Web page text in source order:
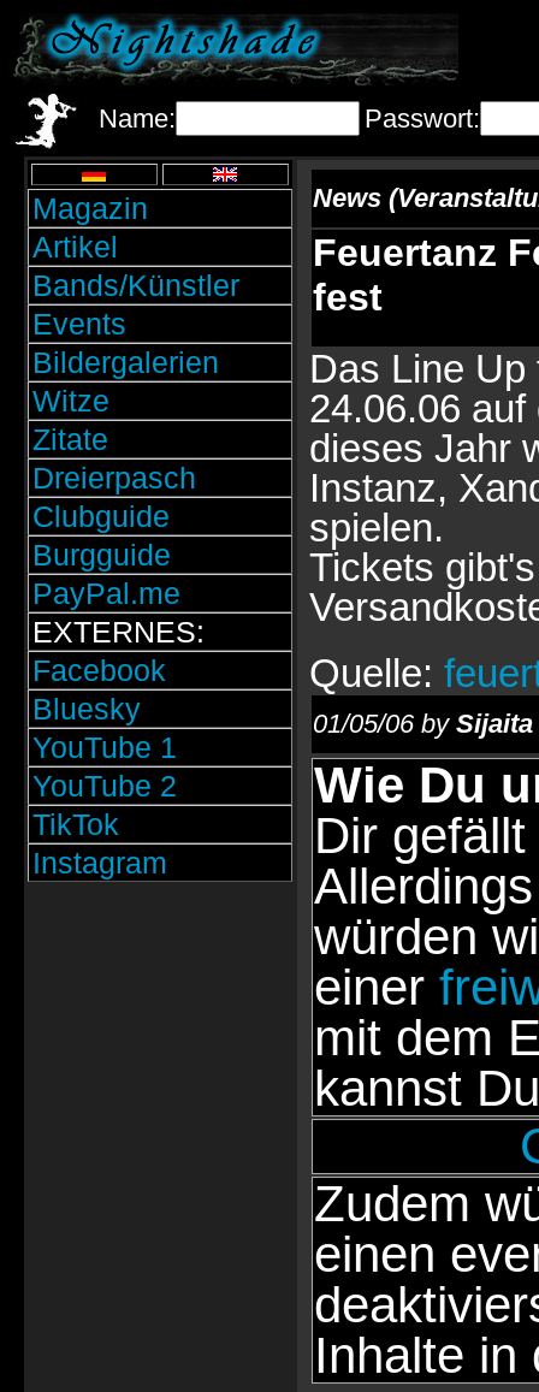
Name: Passwort:
Magazin
Artikel
Bands/Künstler
Events
Bildergalerien
Witze
Zitate
Dreierpasch
Clubguide
Burgguide
PayPal.me
EXTERNES:
Facebook
Bluesky
YouTube 1
YouTube 2
TikTok
Instagram
News
Feuertanz
fest
Das Line
24.06.06
dieses Jahr
Instanz,
spielen.
Tickets
Quelle:
01/05/06 by Sijaita
Wie Du
Dir
würden
einer
mit dem
kannst
Zudem
einen
Inhalte in